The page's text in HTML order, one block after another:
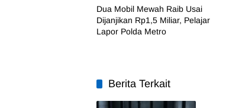
Dua Mobil Mewah Raib Usai
Dijanjikan Rp1,5 Miliar, Pelajar
Lapor Polda Metro
Berita Terkait